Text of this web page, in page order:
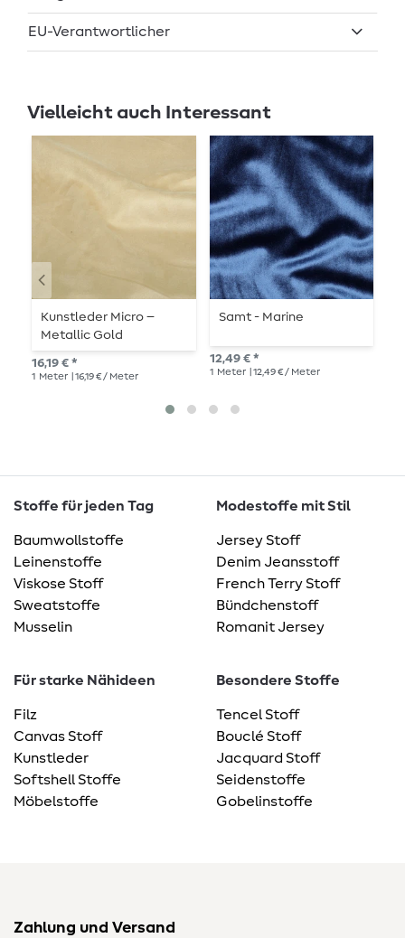
EU-Verantwortlicher
Vielleicht auch Interessant
Kunstleder Micro –
Metallic Gold
16,19 € *
1 Meter | 16,19 € / Meter
Samt - Marine
12,49 € *
1 Meter | 12,49 € / Meter
Stoffe für jeden Tag
Baumwollstoffe
Leinenstoffe
Viskose Stoff
Sweatstoffe
Musselin
Modestoffe mit Stil
Jersey Stoff
Denim Jeansstoff
French Terry Stoff
Bündchenstoff
Romanit Jersey
Für starke Nähideen
Filz
Canvas Stoff
Kunstleder
Softshell Stoffe
Möbelstoffe
Besondere Stoffe
Tencel Stoff
Bouclé Stoff
Jacquard Stoff
Seidenstoffe
Gobelinstoffe
Zahlung und Versand